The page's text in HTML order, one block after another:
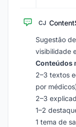
CJ
Sugestão
visibilidade
Conteúdos
2–3 textos
por
2–3
1–2
1 tema de